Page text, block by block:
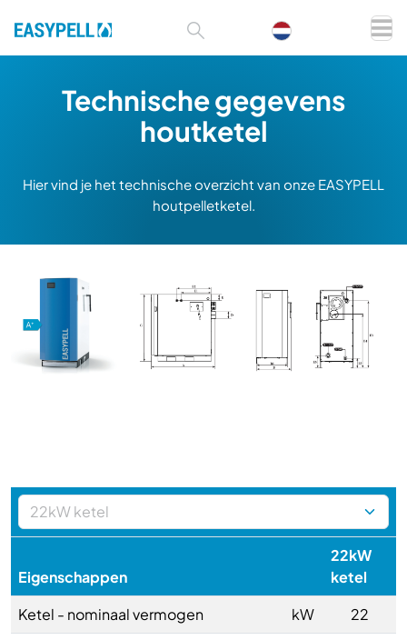
Technische gegevens
houtketel
Hier vind je het technische overzicht van onze EASYPELL
houtpelletketel.
Eigenschappen
22kW
ketel
Ketel - nominaal vermogen
kW
22